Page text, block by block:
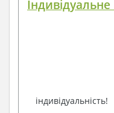
індивідуальність!